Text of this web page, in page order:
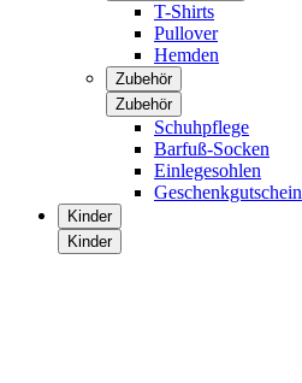
T-Shirts
Pullover
Hemden
Zubehör
Zubehör
Schuhpflege
Barfuß-Socken
Einlegesohlen
Geschenkgutschein
Kinder
Kinder